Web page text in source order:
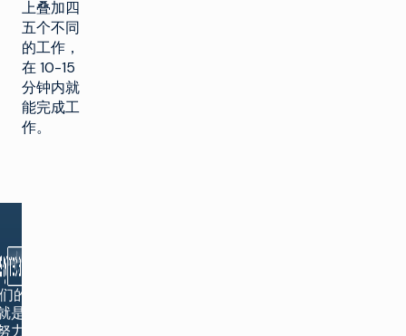
上叠加四
五个不同
的工作，
在 10-15
分钟内就
能完成工
作。
的工
是不
力，